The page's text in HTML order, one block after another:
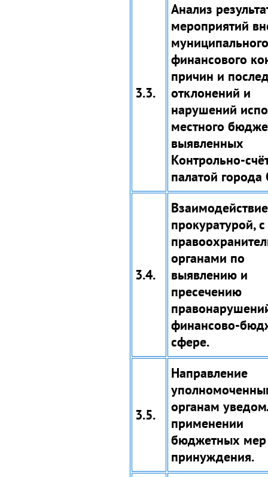
3.3.
Анализ
мероприятий
муниципального
финансового
причин и
отклонений и
нарушений
местного
выявленных
Контрольно-
палатой города
3.4.
прокуратурой,
органами по
выявлению и
пресечению
финансово-
сфере.
3.5.
Направление
органам
применении
бюджетных мер
принуждения.